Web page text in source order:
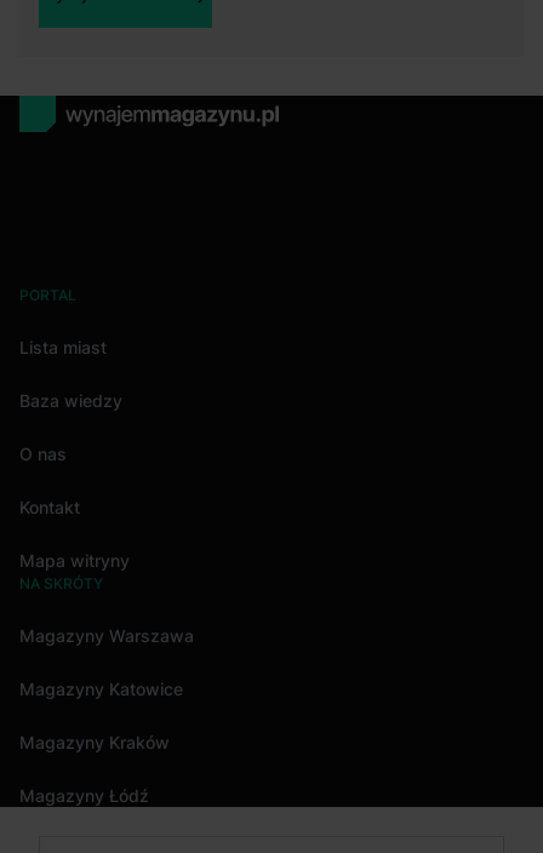
PORTAL
Lista miast
Baza wiedzy
O nas
Kontakt
Mapa witryny
NA SKRÓTY
Magazyny Warszawa
Magazyny Katowice
Magazyny Kraków
Magazyny Łódź